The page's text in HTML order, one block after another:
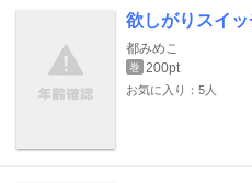
欲しがりスイッ
都みめこ
巻 200pt
お気に入り：5人